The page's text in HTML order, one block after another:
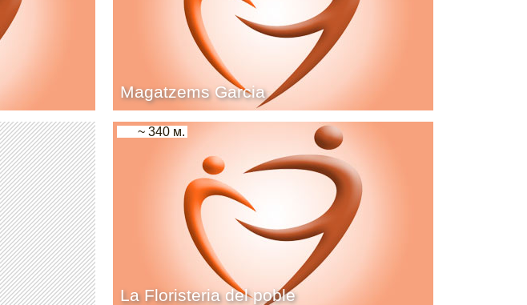
Magatzems Garcia
La Floristeria del poble
~ 340 м.